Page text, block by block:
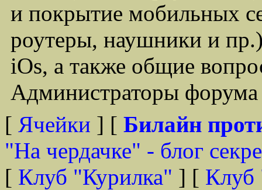
и покрытие мобильных
роутеры, наушники и
iOs, а также общие
Администраторы
[ Ячейки ] [ Билайн
"На чердачке" - блог
[ Клуб "Курилка" ] [ Клуб